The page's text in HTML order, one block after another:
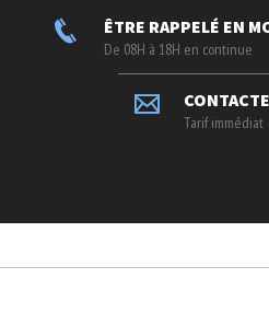
ÊTRE RAPPELÉ EN
De 08H à 18H en continue
Tarif immédiat